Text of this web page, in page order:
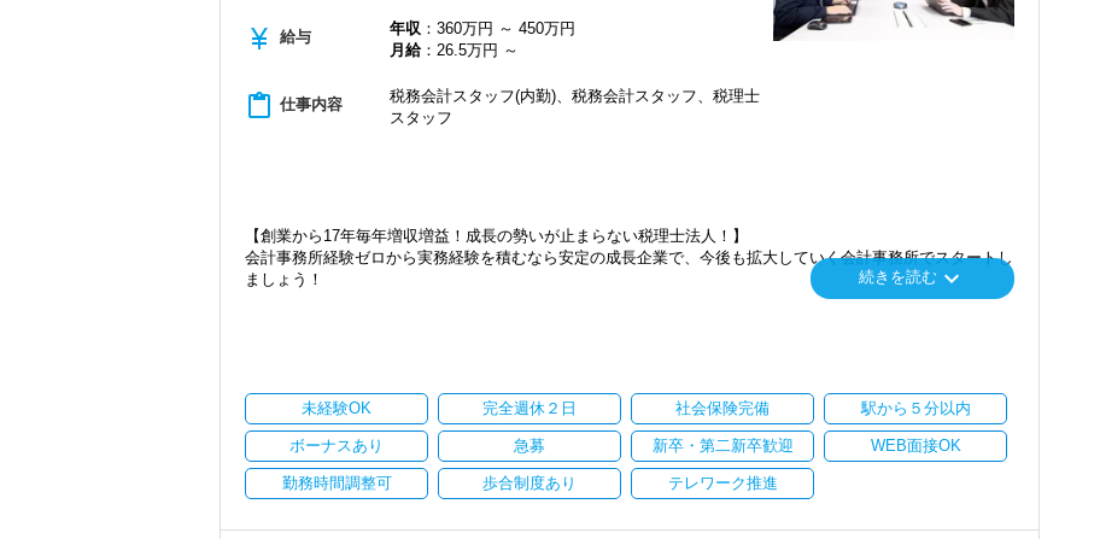
創業当時から現在までずっとお取引をしているお客様が多く、他の拠点よりもお客様とスタッフの距離感が近
いという特徴があります。
そんなお客様に寄り添い、頼れるパートナーとして専門性を活かしたい方に活躍していただきたいオフィスで
各業界に対するAIの登壇など、変革する時代に先駆けて会計業界をリードしていきたいという方は、ぜひ当社
お客様から「こうしたい」という理想をいただいたら、それを一緒になって実現するために大きく力を発揮で
きる存在でありたいと考えています。ご紹介案件が7割を超えているのも、そういった私たちの姿勢がお客様
から評価されているからだと自負しています。
【将来オフィスをお任せできる貴方の力を求めています】
積み重ねてこられた知識と経験を生かして、さらなる活躍の場を求めている貴方の力を発揮できる職場です。
新たなマネージャー候補として、将来的にオフィスを任せられる方の力を求めています。
やる気とコミュニケーション能力を重視します。
currency_yen 給与 年収 ：360万円 ～ 450万円
月給：26.5万円 ～
content_paste 仕事内容
税務会計スタッフ(内勤)、税務会計スタッフ、税理士
スタッフ
【創業から17年毎年増収増益！成長の勢いが止まらない税理士法人！】
会計事務所経験ゼロから実務経験を積むなら安定の成長企業で、今後も拡大していく会計事務所でスタートし
ましょう！
ています。
安定性抜群の環境で自己成長を実現できます。
社員の持つ「やる・やりたい」という気持ちを大事にしているため、資格を持っていなくても、スピーディー
なキャリアアップが可能です！
充実した実務重視のOJTで、安心して職務経験と知識をゼロから身に付けられます！
続きを読む keyboard_arrow_down
未経験OK 完全週休２日 社会保険完備 駅から５分以内
ボーナスあり 急募 新卒・第二新卒歓迎 WEB面接OK
勤務時間調整可 歩合制度あり テレワーク推進